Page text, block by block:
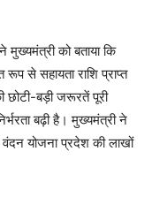
मुख्यमंत्री को बताया कि
से सहायता राशि प्राप्त
छोटी-बड़ी जरूरतें पूरी
बढ़ी है। मुख्यमंत्री ने
वंदन योजना प्रदेश की लाखों